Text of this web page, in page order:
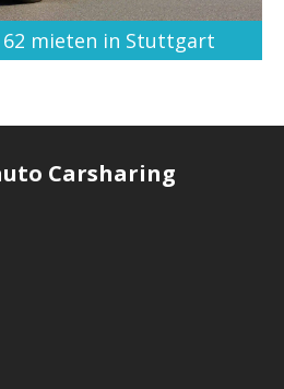
62 mieten in Stuttgart
Carsharing